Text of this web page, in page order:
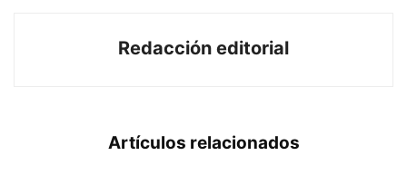
Redacción editorial
Artículos relacionados